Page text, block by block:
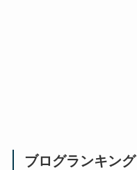
ブログランキング